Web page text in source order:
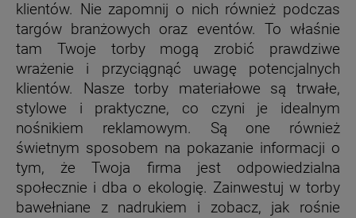
klientów. Nie zapomnij o nich również podczas
targów branżowych oraz eventów. To właśnie
tam Twoje torby mogą zrobić prawdziwe
wrażenie i przyciągnąć uwagę potencjalnych
klientów. Nasze torby materiałowe są trwałe,
stylowe i praktyczne, co czyni je idealnym
nośnikiem reklamowym. Są one również
świetnym sposobem na pokazanie informacji o
tym, że Twoja firma jest odpowiedzialna
społecznie i dba o ekologię. Zainwestuj w torby
bawełniane z nadrukiem i zobacz, jak rośnie